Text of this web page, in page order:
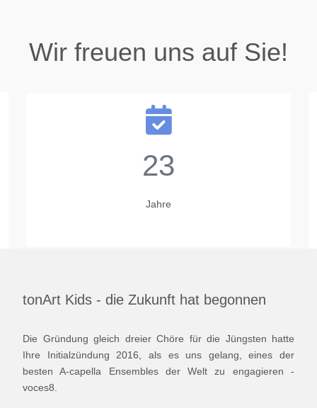
Wir freuen uns auf Sie!
24
Aktive
tonArt Kids - die Zukunft hat begonnen
Die Gründung gleich dreier Chöre für die Jüngsten hatte
Ihre Initialzündung 2016, als es uns gelang, eines der
besten A-capella Ensembles der Welt zu engagieren -
voces8.